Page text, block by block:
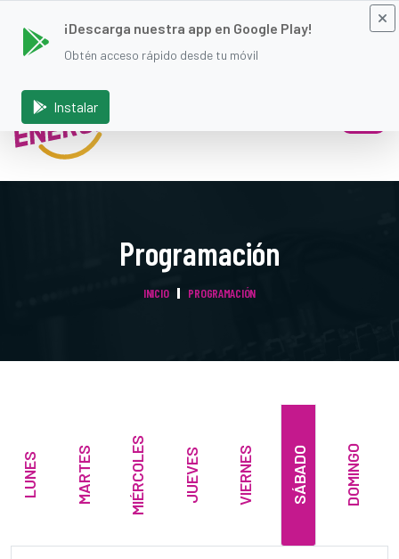
info@cadenaenergia.es
Programación
INICIO PROGRAMACIÓN
LUNES MARTES MIÉRCOLES JUEVES VIERNES SÁBADO DOMINGO
¡Descarga nuestra app en Google Play!
Obtén acceso rápido desde tu móvil
Instalar